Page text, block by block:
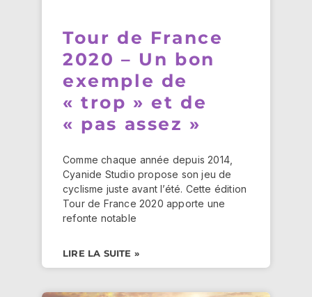
Tour de France
2020 – Un bon
exemple de
« trop » et de
« pas assez »
Comme chaque année depuis 2014,
Cyanide Studio propose son jeu de
cyclisme juste avant l’été. Cette édition
Tour de France 2020 apporte une
refonte notable
LIRE LA SUITE »